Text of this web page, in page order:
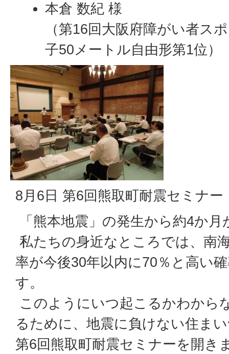
本倉 数紀 様
（第16回大阪府障がい者ス
子50メートル自由形第1位）
8月6日 第6回熊取町耐震セミナー
「熊本地震」の発生から約4か
私たちの身近なところでは、南
率が今後30年以内に70％と高い
す。
このようにいつ起こるかわから
るために、地震に負けない住ま
第6回熊取町耐震セミナーを開き